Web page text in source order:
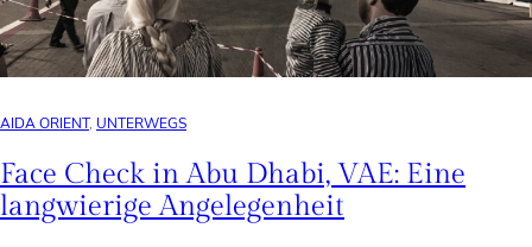
AIDA ORIENT, UNTERWEGS
Face Check in Abu Dhabi, VAE: Eine
langwierige Angelegenheit